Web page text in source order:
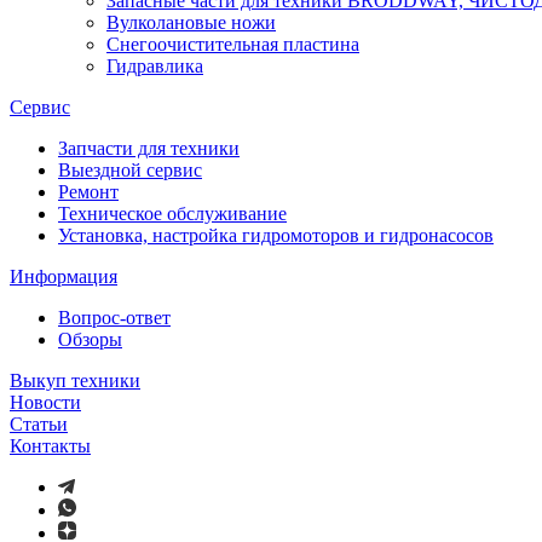
Вулколановые ножи
Снегоочистительная пластина
Гидравлика
Сервис
Запчасти для техники
Выездной сервис
Ремонт
Техническое обслуживание
Установка, настройка гидромоторов и гидронасосов
Информация
Вопрос-ответ
Обзоры
Выкуп техники
Новости
Статьи
Контакты